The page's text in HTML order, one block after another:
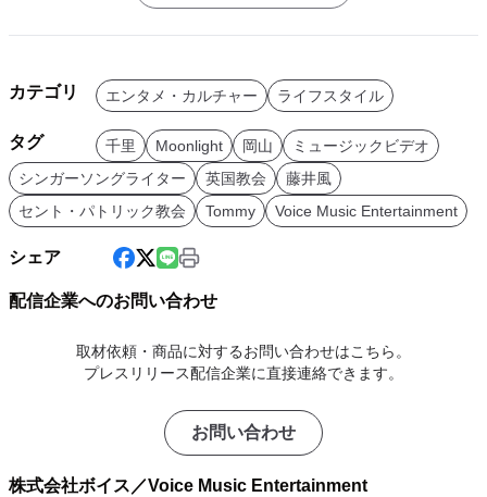
カテゴリ エンタメ・カルチャー ライフスタイル
タグ 千里 Moonlight 岡山
ミュージックビデオ
シンガーソングライター
英国教会
藤井風
セント・パトリック教会
Tommy Voice Music Entertainment
シェア
配信企業へのお問い合わせ
取材依頼・商品に対するお問い合わせはこちら。
プレスリリース配信企業に直接連絡できます。
お問い合わせ
株式会社ボイス／Voice Music Entertainment